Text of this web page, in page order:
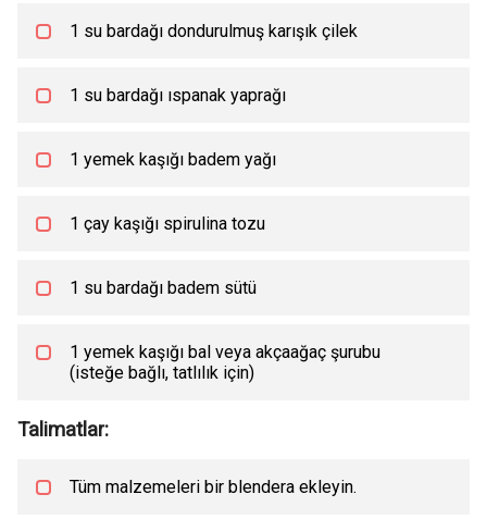
1 su bardağı dondurulmuş karışık çilek
1 su bardağı ıspanak yaprağı
1 yemek kaşığı badem yağı
1 çay kaşığı spirulina tozu
1 su bardağı badem sütü
1 yemek kaşığı bal veya akçaağaç şurubu
(isteğe bağlı, tatlılık için)
Talimatlar:
Tüm malzemeleri bir blendera ekleyin.